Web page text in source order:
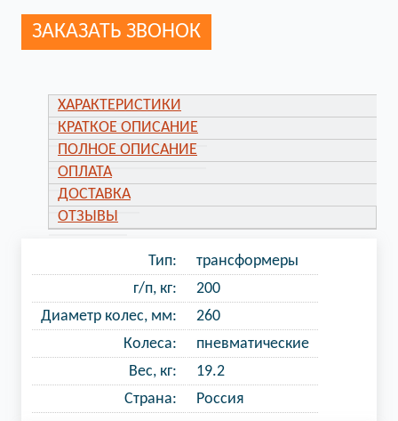
ЗАКАЗАТЬ ЗВОНОК
ХАРАКТЕРИСТИКИ
КРАТКОЕ ОПИСАНИЕ
ПОЛНОЕ ОПИСАНИЕ
ОПЛАТА
ДОСТАВКА
ОТЗЫВЫ
Тип:
трансформеры
г/п, кг:
200
Диаметр колес, мм:
260
Колеса:
пневматические
Вес, кг:
19.2
Страна:
Россия